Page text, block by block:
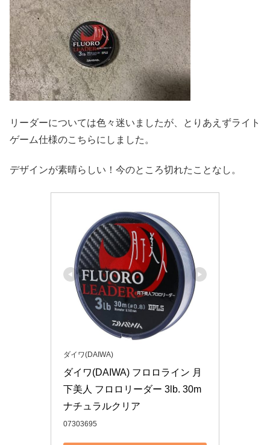
リーダーについては色々迷いましたが、とりあえずライト
ゲーム仕様のこちらにしました。
デザインが素晴らしい！今のところ切れたことなし。
ダイワ(DAIWA)
ダイワ(DAIWA) フロロライン 月
下美人 フロロリーダー 3lb. 30m
ナチュラルクリア
07303695